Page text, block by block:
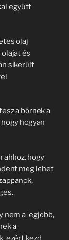
együtt
olaj
és
sikerült
a bőrnek a
hogyan
ahhoz, hogy
meg lehet
nem a legjobb,
a
ezért kezd